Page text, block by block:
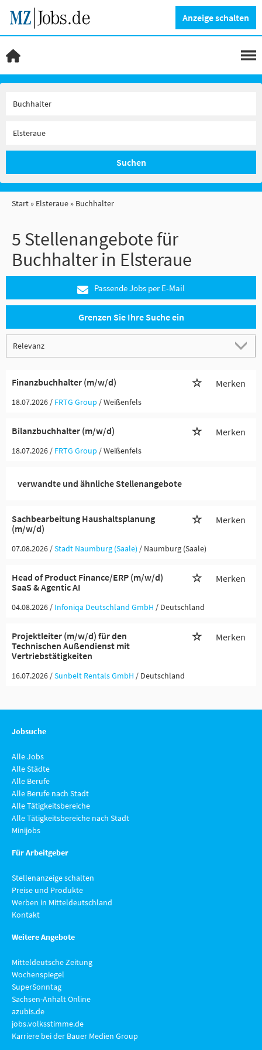
Anzeige schalten
Suchen
Start Elsteraue Buchhalter
5 Stellenangebote für
Buchhalter in Elsteraue
Passende Jobs per E-Mail
Grenzen Sie Ihre Suche ein
Finanzbuchhalter (m/w/d) Merken
18.07.2026 / FRTG Group / Weißenfels
Bilanzbuchhalter (m/w/d) Merken
18.07.2026 / FRTG Group / Weißenfels
verwandte und ähnliche Stellenangebote
Sachbearbeitung Haushaltsplanung
(m/w/d)
Merken
07.08.2026 /Stadt Naumburg (Saale) / Naumburg (Saale)
Head of Product Finance/ERP (m/w/d)
SaaS & Agentic AI
Merken
04.08.2026 / Infoniqa Deutschland GmbH / Deutschland
Projektleiter (m/w/d) für den
Technischen Außendienst mit
Vertriebstätigkeiten
Merken
16.07.2026 /Sunbelt Rentals GmbH / Deutschland
Jobsuche
Alle Jobs
Alle Städte
Alle Berufe
Alle Berufe nach Stadt
Alle Tätigkeitsbereiche
Alle Tätigkeitsbereiche nach Stadt
Minijobs
Für Arbeitgeber
Stellenanzeige schalten
Preise und Produkte
Werben in Mitteldeutschland
Kontakt
Weitere Angebote
Mitteldeutsche Zeitung
Wochenspiegel
SuperSonntag
Sachsen-Anhalt Online
azubis.de
jobs.volksstimme.de
Karriere bei der Bauer Medien Group